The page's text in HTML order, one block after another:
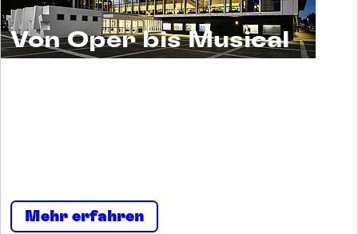
Von Oper bis Musical
Mehr erfahren